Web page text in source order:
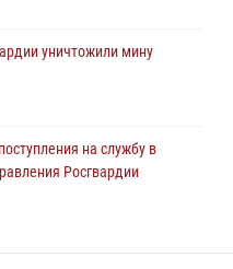
уничтожили мину
на службу в
Росгвардии